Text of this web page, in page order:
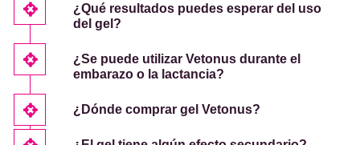
¿Qué resultados puedes esperar del uso
del gel?
¿Se puede utilizar Vetonus durante el
embarazo o la lactancia?
¿Dónde comprar gel Vetonus?